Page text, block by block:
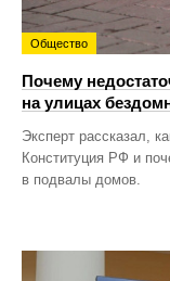
Общество
Почему
на улицах
Эксперт рассказал,
Конституция РФ и
в подвалы домов.